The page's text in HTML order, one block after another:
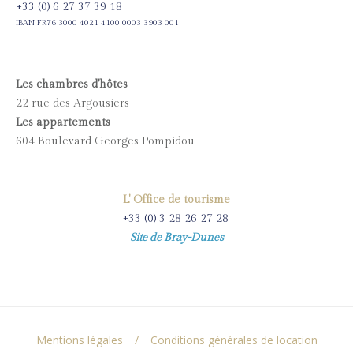
+33 (0) 6 27 37 39 18
IBAN FR76 3000 4021 4100 0003 3903 001
Les chambres d'hôtes
22 rue des Argousiers
Les appartements
604 Boulevard Georges Pompidou
L' Office de tourisme
+33 (0) 3 28 26 27 28
Site de Bray-Dunes
Mentions légales Conditions générales de location